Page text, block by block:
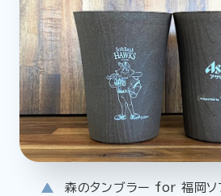
森のタンブラー for 福岡ソ